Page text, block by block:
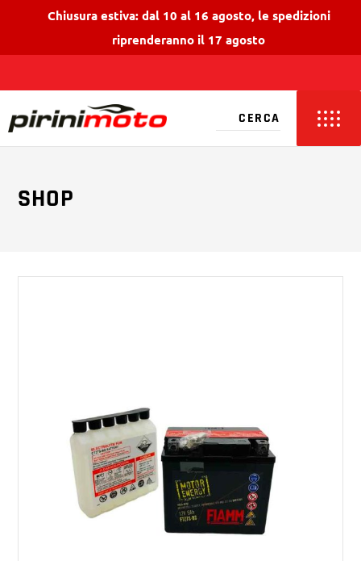
Chiusura estiva: dal 10 al 16 agosto, le spedizioni
riprenderanno il 17 agosto
SHOP